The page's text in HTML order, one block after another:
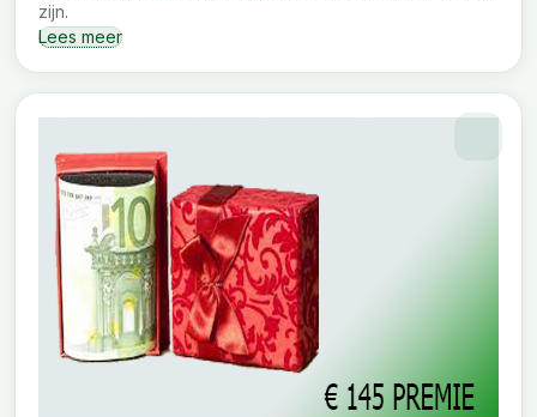
zijn.
Lees meer